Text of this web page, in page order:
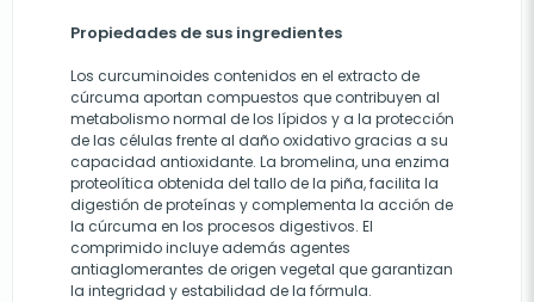
Propiedades de sus ingredientes
Los curcuminoides contenidos en el extracto de
cúrcuma aportan compuestos que contribuyen al
metabolismo normal de los lípidos y a la protección
de las células frente al daño oxidativo gracias a su
capacidad antioxidante. La bromelina, una enzima
proteolítica obtenida del tallo de la piña, facilita la
digestión de proteínas y complementa la acción de
la cúrcuma en los procesos digestivos. El
comprimido incluye además agentes
antiaglomerantes de origen vegetal que garantizan
la integridad y estabilidad de la fórmula.